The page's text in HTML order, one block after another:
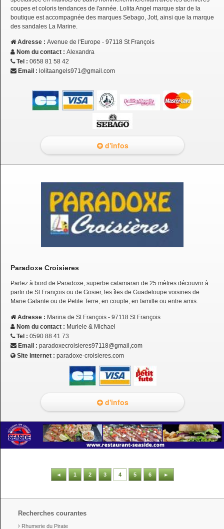
coupes et coloris tendances de l'année. Lolita Angel marque star de la
boutique est accompagnée des marques Sebago, Jott, ainsi que la marque
des sandales La Marine.
Adresse : Avenue de l'Europe - 97118 St François
Nom du contact : Alexandra
Tel : 0658 81 58 42
Email : lolitaangels971@gmail.com
d'infos
Paradoxe Croisieres
Partez à bord de Paradoxe, superbe catamaran de 25 mètres découvrir à
partir de St François ou de Gosier, les îles de Guadeloupe voisines de
Marie Galante ou de Petite Terre, en couple, en famille ou entre amis.
Adresse : Marina de St François - 97118 St François
Nom du contact : Muriele & Michael
Tel : 0590 88 41 73
Email : paradoxecroisieres97118@gmail,com
Site internet : paradoxe-croisieres.com
d'infos
◄ 1 2 3 4 5 6 ►
Recherches courantes
Rhumerie du Pirate